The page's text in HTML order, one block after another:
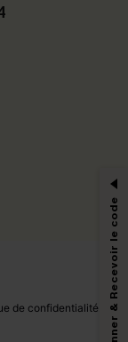
de confidentialité.
fois.
Cupshe et
ainsi que des
nos e-mails, afin de
S'abonner & Recevoir le code